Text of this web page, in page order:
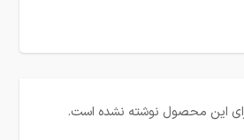
این محصول نوشته نشده است.